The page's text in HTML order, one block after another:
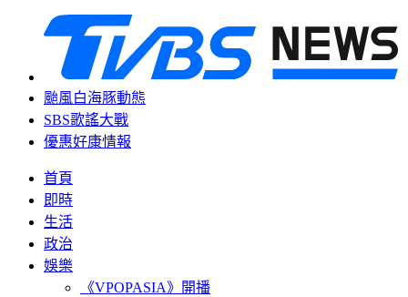
颱風白海豚動態
SBS歌謠大戰
優惠好康情報
首頁
即時
生活
政治
娛樂
《VPOPASIA》開播